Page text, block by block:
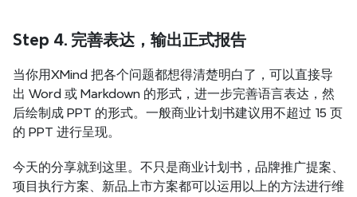
Step 4. 完善表达，输出正式报告
当你用XMind 把各个问题都想得清楚明白了，可以直接导
出 Word 或 Markdown 的形式，进一步完善语言表达，然
后绘制成 PPT 的形式。一般商业计划书建议用不超过 15 页
的 PPT 进行呈现。
今天的分享就到这里。不只是商业计划书，品牌推广提案、
项目执行方案、新品上市方案都可以运用以上的方法进行维